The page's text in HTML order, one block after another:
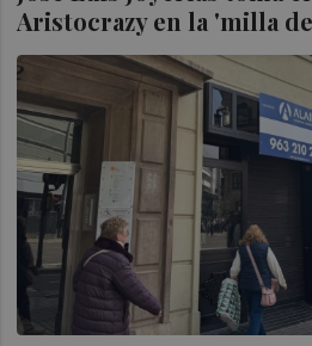
Aristocrazy en la 'milla